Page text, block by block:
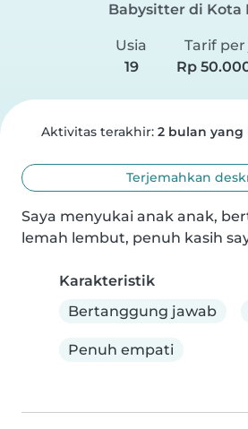
Babysitter di Kota
Usia
19
Tarif
Rp
Aktivitas terakhir: 2 bulan yang
Terjemahkan
Saya menyukai anak anak,
lemah lembut, penuh kasih
Karakteristik
Bertanggung jawab
Penuh empati